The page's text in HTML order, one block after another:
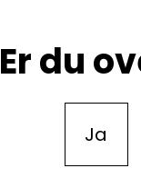
Er du
Ja